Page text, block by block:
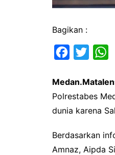
Bagikan :
c
e
b
i
t
t
r
a
t
s
p
Polrestabes
dunia karena
Berdasarkan
Amnaz, Aipda